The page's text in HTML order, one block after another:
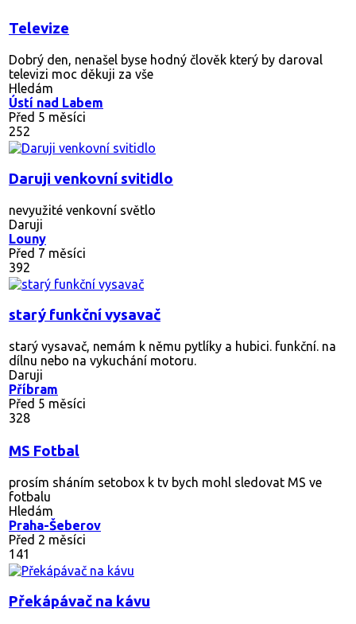
Televize
Dobrý den, nenašel byse hodný člověk který by daroval
televizi moc děkuji za vše
Hledám
Ústí nad Labem
Před 5 měsíci
252
Daruji venkovní svitidlo
nevyužité venkovní světlo
Daruji
Louny
Před 7 měsíci
392
starý funkční vysavač
starý vysavač, nemám k němu pytlíky a hubici. funkční. na
dílnu nebo na vykuchání motoru.
Daruji
Příbram
Před 5 měsíci
328
MS Fotbal
prosím sháním setobox k tv bych mohl sledovat MS ve
fotbalu
Hledám
Praha-Šeberov
Před 2 měsíci
141
Překápávač na kávu